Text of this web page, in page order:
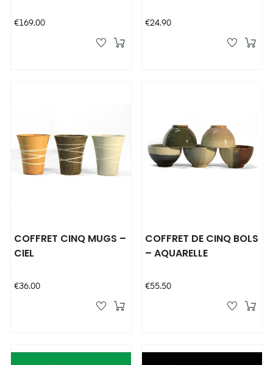
Price
€169.00 Price
€24.90
COFFRET CINQ MUGS –
CIEL
Price
€36.00
COFFRET DE CINQ BOLS
– AQUARELLE
Price
€55.50